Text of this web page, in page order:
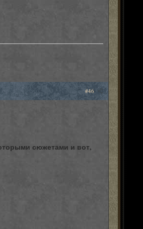
#46
сюжетами и вот,